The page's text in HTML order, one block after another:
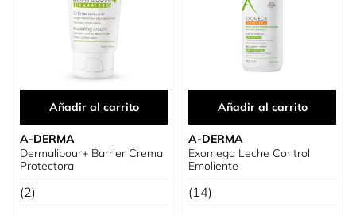
Añadir al carrito
A-DERMA
Dermalibour+ Barrier Crema
Protectora
(2)
Añadir al carrito
A-DERMA
Exomega Leche Control
Emoliente
(14)